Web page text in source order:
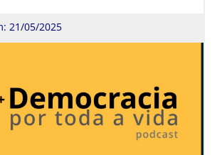
21/05/2025